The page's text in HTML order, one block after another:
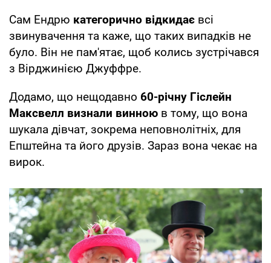
Сам Ендрю категорично відкидає всі
звинувачення та каже, що таких випадків не
було. Він не пам'ятає, щоб колись зустрічався
з Вірджинією Джуффре.
Додамо, що нещодавно 60-річну Гіслейн
Максвелл визнали винною в тому, що вона
шукала дівчат, зокрема неповнолітніх, для
Епштейна та його друзів. Зараз вона чекає на
вирок.